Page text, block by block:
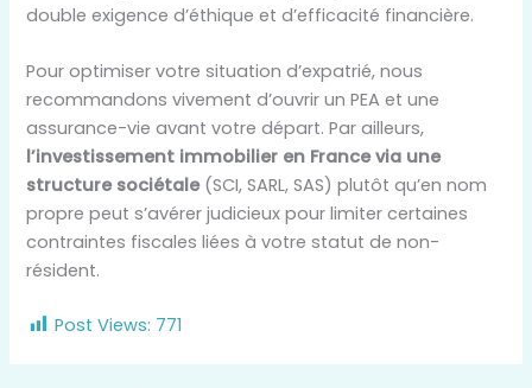
double exigence d’éthique et d’efficacité financière.
Pour optimiser votre situation d’expatrié, nous
recommandons vivement d’ouvrir un PEA et une
assurance-vie avant votre départ. Par ailleurs,
l’investissement immobilier en France via une
structure sociétale(SCI, SARL, SAS) plutôt qu’en nom
propre peut s’avérer judicieux pour limiter certaines
contraintes fiscales liées à votre statut de non-
résident.
Post Views: 771